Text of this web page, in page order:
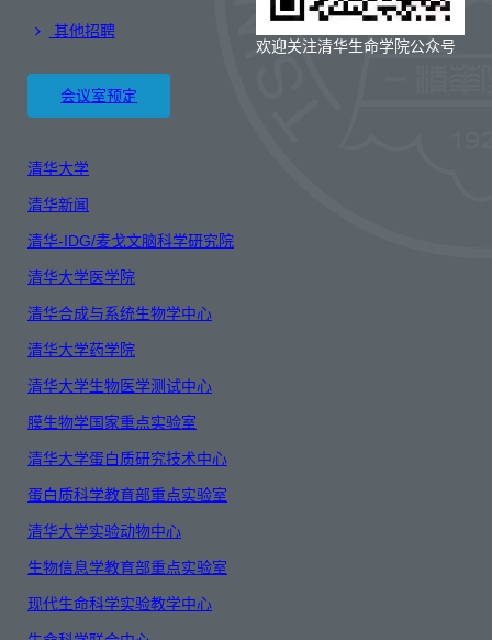
欢迎关注清华生命学院公众号
其他招聘
会议室预定
清华大学
清华新闻
清华-IDG/麦戈文脑科学研究院
清华大学医学院
清华合成与系统生物学中心
清华大学药学院
清华大学生物医学测试中心
膜生物学国家重点实验室
清华大学蛋白质研究技术中心
蛋白质科学教育部重点实验室
清华大学实验动物中心
生物信息学教育部重点实验室
现代生命科学实验教学中心